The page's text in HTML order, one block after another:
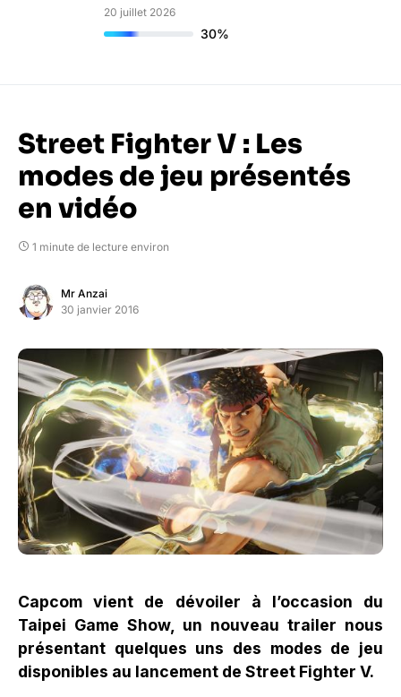
20 juillet 2026
30%
Street Fighter V : Les
modes de jeu présentés
en vidéo
1 minute de lecture environ
Mr Anzai
30 janvier 2016
Capcom vient de dévoiler à l’occasion du
Taipei Game Show, un nouveau trailer nous
présentant quelques uns des modes de jeu
disponibles au lancement de Street Fighter V.